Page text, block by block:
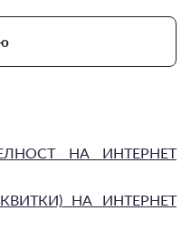
НА ИНТЕРНЕТ
НА ИНТЕРНЕТ